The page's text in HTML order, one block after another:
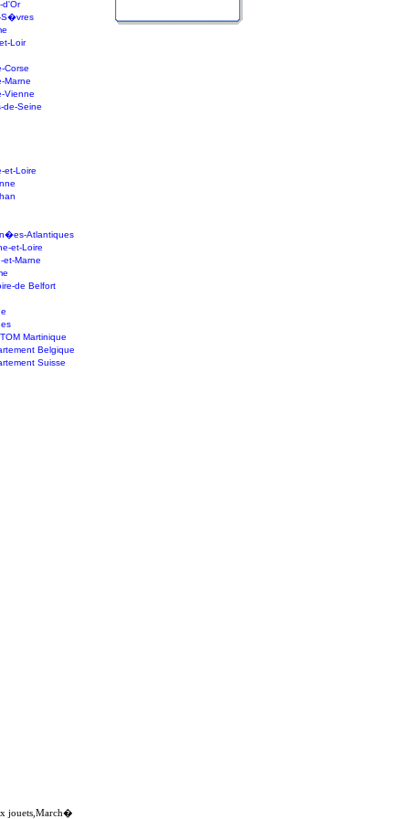
S�vres
Loir
Corse
Marne
Vienne
de-Seine
et-Loire
Atlantiques
et-Loire
Marne
de Belfort
Martinique
Belgique
Suisse
jouets,March�